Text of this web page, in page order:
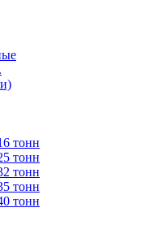
тонн
тонн
тонн
тонн
тонн